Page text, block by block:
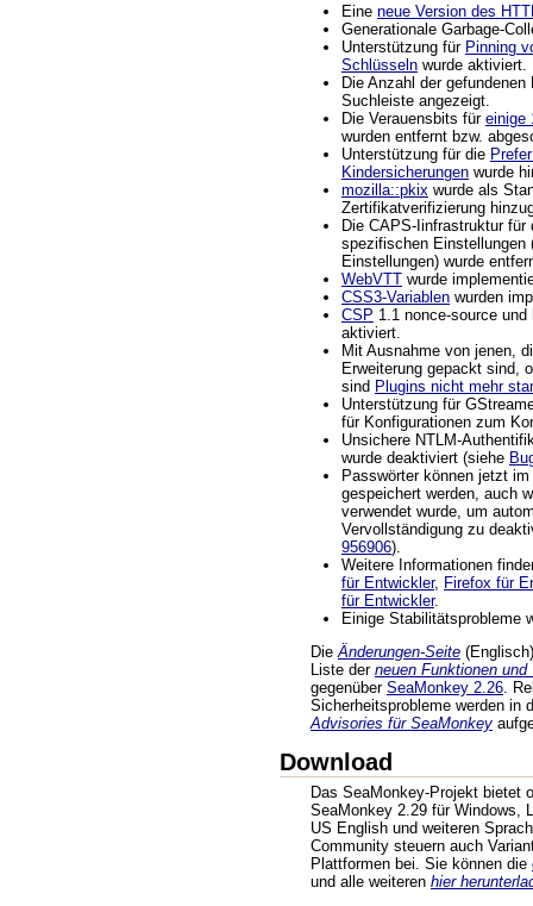
Eine neue Version des
Generationale Garbage-
Unterstützung für Pinning
Schlüsseln wurde aktiviert.
Die Anzahl der
Suchleiste angezeigt.
Die Verauensbits für einige
wurden entfernt bzw.
Unterstützung für die
Kindersicherungen wurde
mozilla::pkix wurde als
Zertifikatverifizierung
Die CAPS-Iinfrastruktur für
spezifischen Einstellungen
Einstellungen) wurde
WebVTT wurde
CSS3-Variablen wurden
CSP 1.1 nonce-source
aktiviert.
Mit Ausnahme von jenen,
Erweiterung gepackt sind,
sind Plugins nicht mehr
Unterstützung für
für Konfigurationen zum
Unsichere NTLM-
wurde deaktiviert (siehe
Passwörter können jetzt
gespeichert werden, auch
verwendet wurde, um
Vervollständigung zu
956906).
Weitere Informationen
für Entwickler, Firefox für
für Entwickler.
Einige Stabilitätsprobleme
Die Änderungen-Seite
Liste der neuen Funktionen und
gegenüber SeaMonkey 2.26 .
Sicherheitsprobleme werden in
Advisories für SeaMonkey
Download
Das SeaMonkey-Projekt bietet
SeaMonkey 2.29 für Windows,
US English und weiteren
Community steuern auch
Plattformen bei. Sie können die
und alle weiteren hier